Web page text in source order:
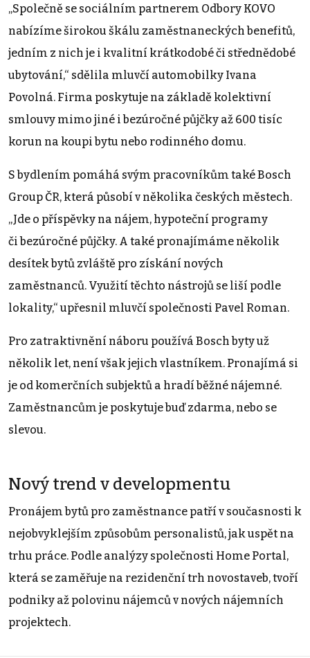
„Společně se sociálním partnerem Odbory KOVO
nabízíme širokou škálu zaměstnaneckých benefitů,
jedním z nich je i kvalitní krátkodobé či střednědobé
ubytování,“ sdělila mluvčí automobilky Ivana
Povolná. Firma poskytuje na základě kolektivní
smlouvy mimo jiné i bezúročné půjčky až 600 tisíc
korun na koupi bytu nebo rodinného domu.
S bydlením pomáhá svým pracovníkům také Bosch
Group ČR, která působí v několika českých městech.
„Jde o příspěvky na nájem, hypoteční programy
či bezúročné půjčky. A také pronajímáme několik
desítek bytů zvláště pro získání nových
zaměstnanců. Využití těchto nástrojů se liší podle
lokality,“ upřesnil mluvčí společnosti Pavel Roman.
Pro zatraktivnění náboru používá Bosch byty už
několik let, není však jejich vlastníkem. Pronajímá si
je od komerčních subjektů a hradí běžné nájemné.
Zaměstnancům je poskytuje buď zdarma, nebo se
slevou.
Nový trend v developmentu
Pronájem bytů pro zaměstnance patří v současnosti k
nejobvyklejším způsobům personalistů, jak uspět na
trhu práce. Podle analýzy společnosti Home Portal,
která se zaměřuje na rezidenční trh novostaveb, tvoří
podniky až polovinu nájemců v nových nájemních
projektech.